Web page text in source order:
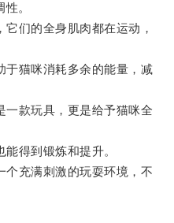
。
们的全身肌肉都在运动，
猫咪消耗多余的能量，减
款玩具，更是给予猫咪全
得到锻炼和提升。
充满刺激的玩耍环境，不